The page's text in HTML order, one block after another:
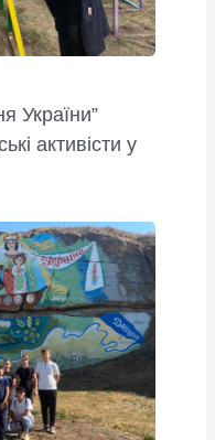
України”
активісти у